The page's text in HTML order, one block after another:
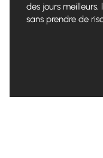
des jours
sans prendre de